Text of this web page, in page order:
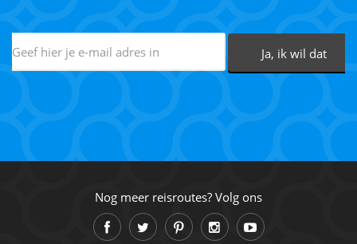
Nog meer reisroutes? Volg ons